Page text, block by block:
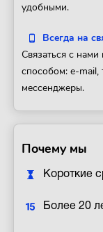
удобными.
Всегда на
Связаться с
способом: e-mail,
мессенджеры.
Почему мы
Короткие
Более 20